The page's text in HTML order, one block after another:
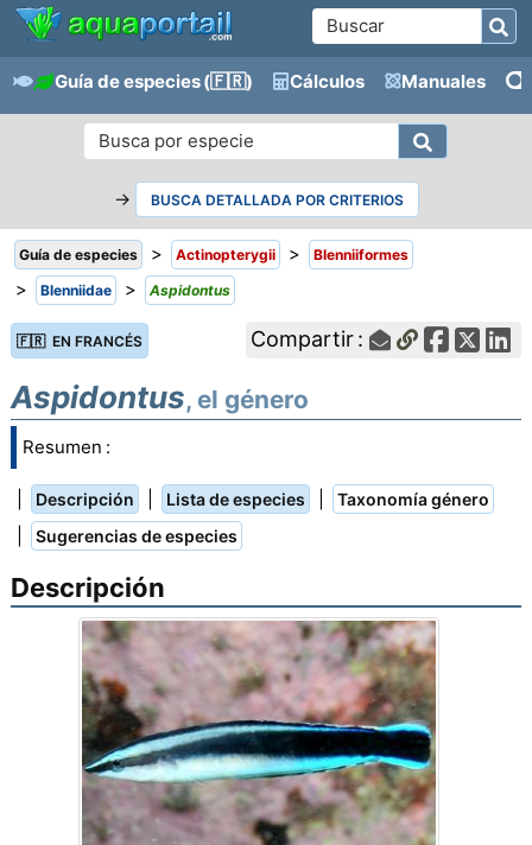
Guía de especies(🇫🇷) Cálculos Manuales
→ BUSCA DETALLADA POR CRITERIOS
Guía de especies > Actinopterygii > Blenniiformes
> Blenniidae > Aspidontus
🇫🇷 EN FRANCÉS Compartir :
Aspidontus, el género
Resumen :
Descripción Lista de especies Taxonomía género
Sugerencias de especies
Descripción